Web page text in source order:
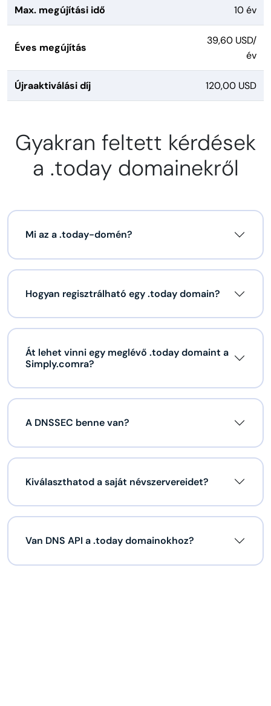
Max. megújítási idő 10 év
Éves megújítás
39,60 USD/
év
Újraaktiválási díj 120,00 USD
Gyakran feltett kérdések
a .today domainekről
Mi az a .today-domén?
Hogyan regisztrálható egy .today domain?
Át lehet vinni egy meglévő .today domaint a
Simply.comra?
A DNSSEC benne van?
Kiválaszthatod a saját névszervereidet?
Van DNS API a .today domainokhoz?